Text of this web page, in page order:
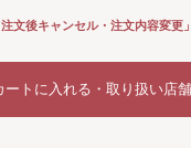
注文後キャンセル・注文内容変更
ートに入れる・取り扱い店舗